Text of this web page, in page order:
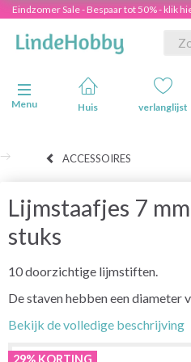
Eindzomer Sale - Bespaar tot 50% - klik
Navigatie in-/uitschakelen
Menu
Huis verlanglijst
ACCESSOIRES
Lijmstaafjes 7
stuks
10 doorzichtige lijmstiften.
De staven hebben een diameter
Bekijk de volledige beschrijving
29% KORTING